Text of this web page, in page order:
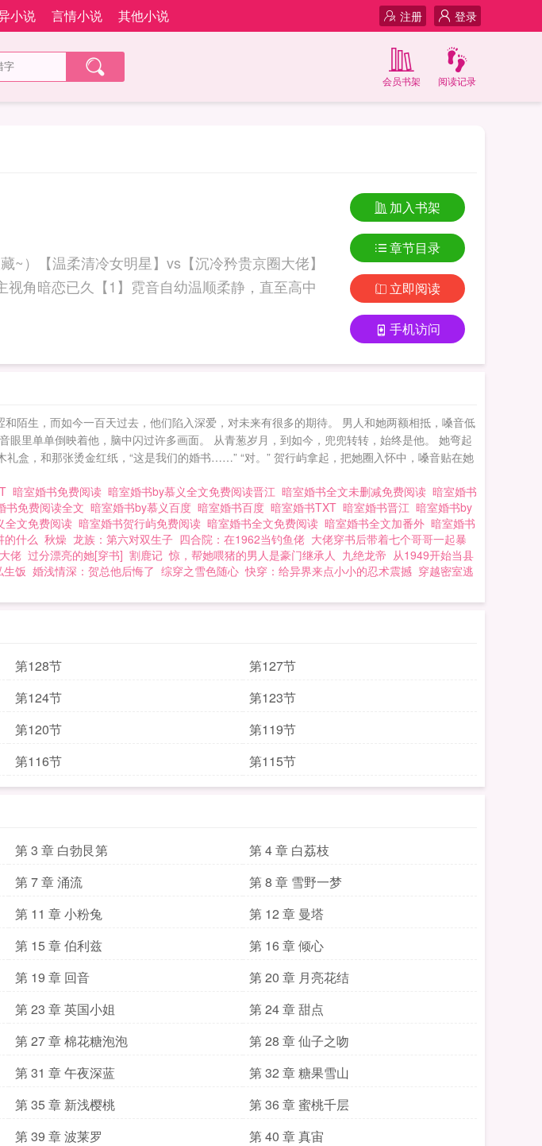
小说 言情小说 其他小说 登录
注册
阅读记录
会员书架
~）【温柔清冷女明星】vs【沉冷矜贵京圈大佬】
角暗恋已久【1】霓音自幼温顺柔静，直至高中
加入书架
章节目录
立即阅读
手机访问
陌生，而如今一百天过去，他们陷入深爱，对未来有很多的期待。 男人和她两额相抵，嗓音低
里单单倒映着他，脑中闪过许多画面。 从青葱岁月，到如今，兜兜转转，始终是他。 她弯起
盒，和那张烫金红纸，“这是我们的婚书……” “对。” 贺行屿拿起，把她圈入怀中，嗓音贴在她
暗室婚书免费阅读 暗室婚书by慕义全文免费阅读晋江 暗室婚书全文未删减免费阅读 暗室婚书
书免费阅读全文 暗室婚书by慕义百度 暗室婚书百度 暗室婚书TXT 暗室婚书晋江 暗室婚书by
全文免费阅读 暗室婚书贺行屿免费阅读 暗室婚书全文免费阅读 暗室婚书全文加番外 暗室婚书
的什么 秋燥 龙族：第六对双生子 四合院：在1962当钓鱼佬 大佬穿书后带着七个哥哥一起暴
佬 过分漂亮的她[穿书] 割鹿记 惊，帮她喂猪的男人是豪门继承人 九绝龙帝 从1949开始当县
生饭 婚浅情深：贺总他后悔了 综穿之雪色随心 快穿：给异界来点小小的忍术震撼 穿越密室逃
第128节
第127节
第124节
第123节
第120节
第119节
第116节 第115节
第 3 章 白勃艮第
第 4 章 白荔枝
第 7 章 涌流
第 8 章 雪野一梦
第 11 章 小粉兔
第 12 章 曼塔
第 15 章 伯利兹
第 16 章 倾心
第 19 章 回音
第 20 章 月亮花结
第 23 章 英国小姐
第 24 章 甜点
第 27 章 棉花糖泡泡
第 28 章 仙子之吻
第 31 章 午夜深蓝
第 32 章 糖果雪山
第 35 章 新浅樱桃
第 36 章 蜜桃千层
第 39 章 波莱罗
第 40 章 真宙